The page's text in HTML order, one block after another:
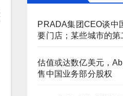
PRADA集团CEO谈中
要门店；某些城市的
估值或达数亿美元，
售中国业务部分股权